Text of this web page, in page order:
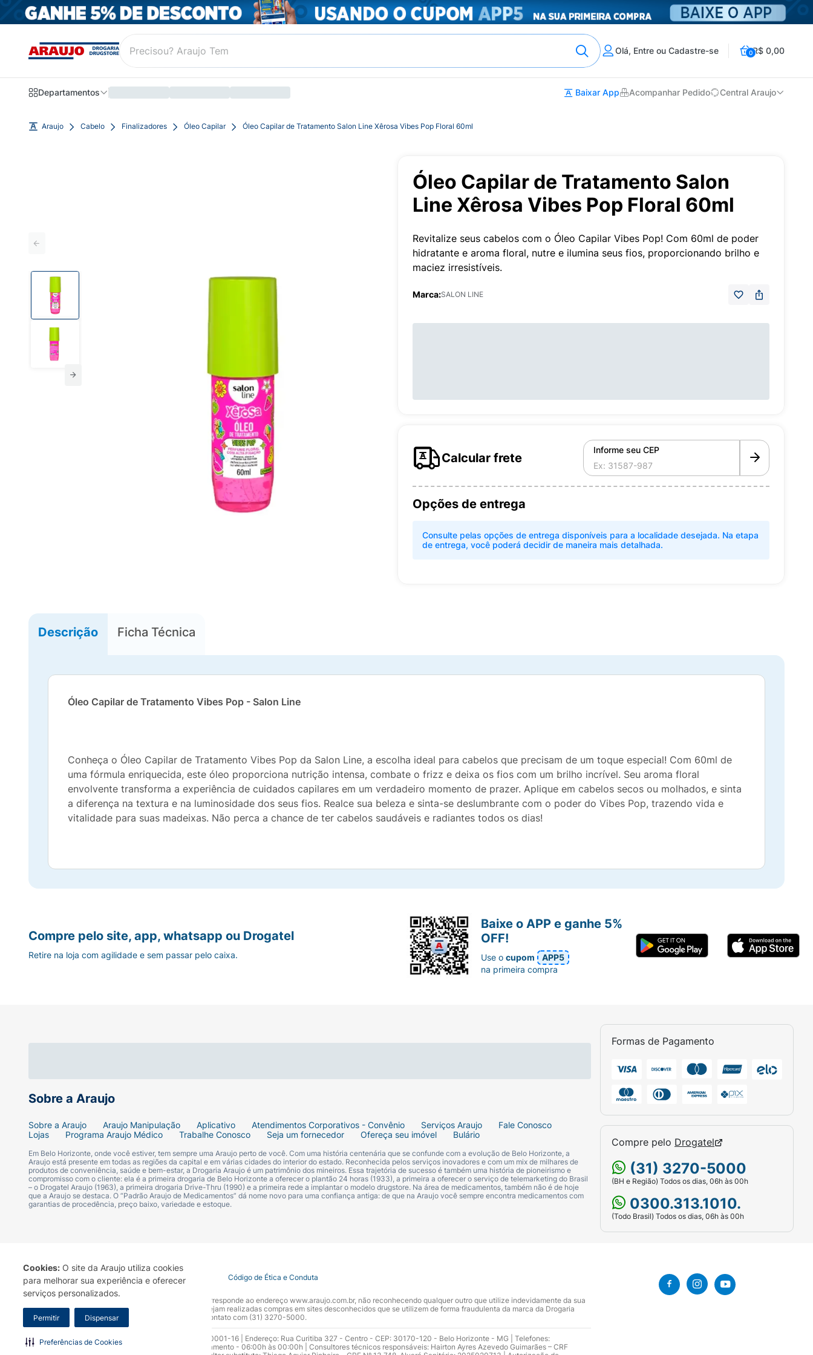
Cookies: O site da Araujo utiliza cookies
para melhorar sua experiência e oferecer
serviços personalizados.
Permitir Dispensar
Preferências de Cookies
Olá, Entre ou Cadastre-se 0R$ 0,00
Departamentos Baixar App Acompanhar Pedido Central Araujo
Araujo Cabelo Finalizadores Óleo Capilar Óleo Capilar de Tratamento Salon Line Xêrosa Vibes Pop Floral 60ml
Óleo Capilar de Tratamento Salon
Line Xêrosa Vibes Pop Floral 60ml
Revitalize seus cabelos com o Óleo Capilar Vibes Pop! Com 60ml de poder
hidratante e aroma floral, nutre e ilumina seus fios, proporcionando brilho e
maciez irresistíveis.
Marca:SALON LINE
Calcular frete
Informe seu CEP
Opções de entrega
Consulte pelas opções de entrega disponíveis para a localidade desejada. Na etapa
de entrega, você poderá decidir de maneira mais detalhada.
Descrição Ficha Técnica
Óleo Capilar de Tratamento Vibes Pop - Salon Line
Conheça o Óleo Capilar de Tratamento Vibes Pop da Salon Line, a escolha ideal para cabelos que precisam de um toque especial! Com 60ml de
uma fórmula enriquecida, este óleo proporciona nutrição intensa, combate o frizz e deixa os fios com um brilho incrível. Seu aroma floral
envolvente transforma a experiência de cuidados capilares em um verdadeiro momento de prazer. Aplique em cabelos secos ou molhados, e sinta
a diferença na textura e na luminosidade dos seus fios. Realce sua beleza e sinta-se deslumbrante com o poder do Vibes Pop, trazendo vida e
vitalidade para suas madeixas. Não perca a chance de ter cabelos saudáveis e radiantes todos os dias!
Sobre a Araujo
Sobre a Araujo Araujo Manipulação Aplicativo Atendimentos Corporativos - Convênio Serviços Araujo
Fale Conosco
Lojas
Programa Araujo Médico Trabalhe Conosco Seja um fornecedor Ofereça seu imóvel Bulário
Em Belo Horizonte, onde você estiver, tem sempre uma Araujo perto de você. Com uma história centenária que se confunde com a evolução de Belo Horizonte, a
Araujo está presente em todas as regiões da capital e em várias cidades do interior do estado. Reconhecida pelos serviços inovadores e com um mix de milhares de
produtos de conveniência, saúde e bem-estar, a Drogaria Araujo é um patrimônio dos mineiros. Essa trajetória de sucesso é também uma história de pioneirismo e
compromisso com o cliente: ela é a primeira drogaria de Belo Horizonte a oferecer o plantão 24 horas (1933), a primeira a oferecer o serviço de telemarketing do Brasil
– o Drogatel Araujo (1963), a primeira drogaria Drive-Thru (1990) e a primeira rede a implantar o modelo drugstore. Na área de medicamentos, também não é de hoje
que a Araujo se destaca. O “Padrão Araujo de Medicamentos” dá nome novo para uma confiança antiga: de que na Araujo você sempre encontra medicamentos com
garantias de procedência, preço baixo, variedade e estoque.
Formas de Pagamento
Compre pelo Drogatel
(31) 3270-5000
(BH e Região) Todos os dias, 06h às 00h
0300.313.1010.
(Todo Brasil) Todos os dias, 06h às 00h
Compre pelo site, app, whatsapp ou Drogatel
Retire na loja com agilidade e sem passar pelo caixa.
Baixe o APP e ganhe 5%
OFF!
Use ocupom
APP5
na primeira compra
Termo de Uso Portal da Privacidade Covid-19 Código de Ética e Conduta
A Drogaria Araujo S/A informa que o seu site oficial corresponde ao endereço www.araujo.com.br, não reconhecendo qualquer outro que utilize indevidamente da sua
marca. Para sua segurança recomendamos que não sejam realizadas compras em sites desconhecidos que se utilizem de forma fraudulenta da marca da Drogaria
Araujo S.A. Em caso de dúvidas, gentileza entrar em contato com (31) 3270-5000.
Razão Social: Drogaria Araujo S.A | CNPJ: 17.256.512.0001-16 | Endereço: Rua Curitiba 327 - Centro - CEP: 30170-120 - Belo Horizonte - MG | Telefones:
0300.313.1010 e (31) 3270-5000 Horário de funcionamento - 06:00h às 00:00h | Consultores técnicos responsáveis: Hairton Ayres Azevedo Guimarães – CRF